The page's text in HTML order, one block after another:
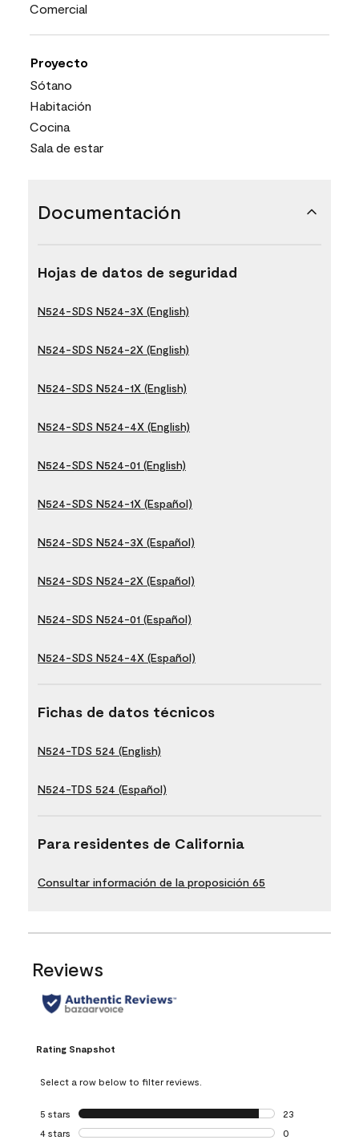
Comercial
Proyecto
Sótano
Habitación
Cocina
Sala de estar
Documentación
Hojas de datos de seguridad
N524-SDS N524-3X (English)
N524-SDS N524-2X (English)
N524-SDS N524-1X (English)
N524-SDS N524-4X (English)
N524-SDS N524-01 (English)
N524-SDS N524-1X (Español)
N524-SDS N524-3X (Español)
N524-SDS N524-2X (Español)
N524-SDS N524-01 (Español)
N524-SDS N524-4X (Español)
Fichas de datos técnicos
N524-TDS 524 (English)
N524-TDS 524 (Español)
Para residentes de California
Consultar información de la proposición 65
Reviews
Rating Snapshot
Select a row below to filter reviews.
5 stars stars
23
23 reviews with
4 stars stars
0